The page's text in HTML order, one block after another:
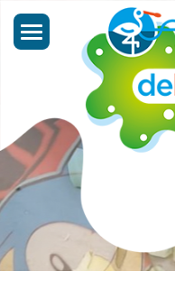
Toggle
navigation